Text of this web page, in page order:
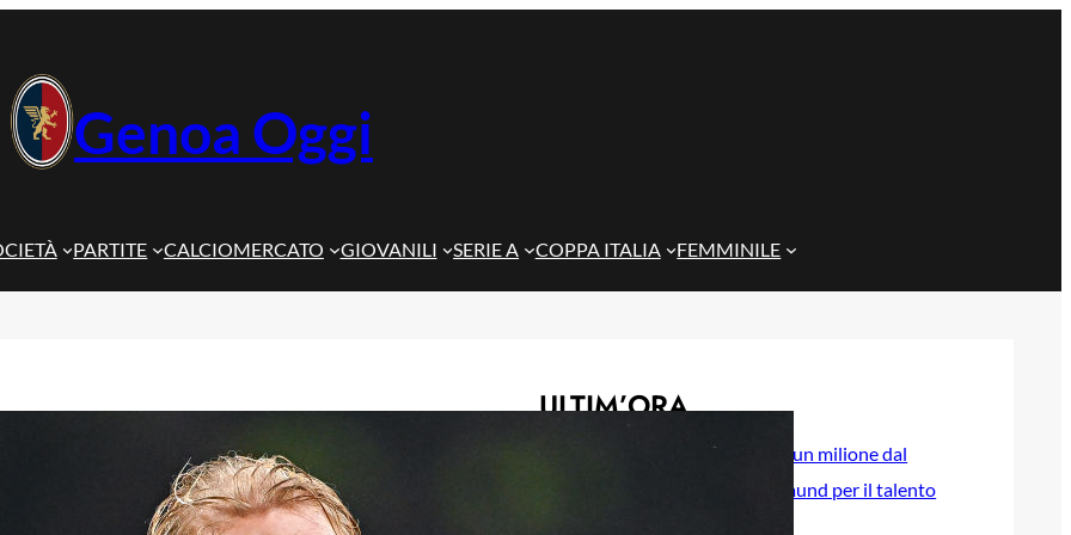
Genoa Oggi
PARTITE CALCIOMERCATO GIOVANILI SERIE A COPPA ITALIA FEMMINILE
ULTIM’ORA
Il Genoa rifiuta un milione dal
Borussia Dortmund per il talento